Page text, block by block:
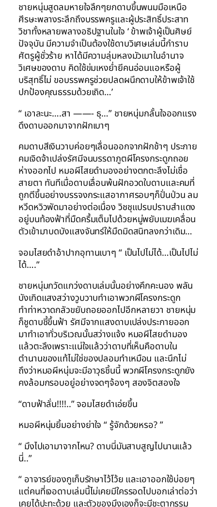
ชายหนุ่มสูดลมหายใจลึกๆยกดาบขึ้นพนมมือเหนือ
ศีรษะพลางระลึกถึงบรรพครูและผู้ประสิทธิ์ประสาท
วิชาทั้งหลายพลางอธิปฐานในใจ ‘ ข้าพเจ้าผู้เป็นศิษย์
ปัจจุบัน มีความจำเป็นต้องใช้ดาบวิเศษเล่มนี้กำราบ
ศัตรูผู้ชั่วร้าย หาได้มีความลุ่มหลงมัวเมาในอำนาจ
วิเศษของดาบ คิดใช้ข่มเหงย่ำยีคนอ่อนแอหรือผู้
บริสุทธิ์ไม่ ขอบรรพครูช่วยปลดผนึกดาบให้ข้าพเจ้าใช้
ปกป้องคุณธรรมด้วยเถิด…’
“ เอาละนะ….สา ——- ธุ…” ชายหนุ่มกลั้นใจออกแรง
ดึงดาบออกมาจากฝักเบาๆ
คมดาบสีเงินวาบค่อยๆเลื่อนออกจากฝักช้าๆ ประกาย
คมเจิดจ้าเปล่งรัศมีจนบรรดาภูตผีโครงกระดูกถอย
ห่างออกไป หมอผีไสยดำมองอย่างตกตะลึงไม่เชื่อ
สายตา ทันทีเมื่อดาบเลื่อนพ้นฝักอวดใบดาบและคมที่
ถูกตีขึ้นอย่างบรรจงกระแสอากาศรอบๆก็ปั่นป่วน ลม
หวีดหวิวพัดมาอย่างต่อเนื่อง วิชชุแปรบปราบสำแดง
อยู่บนท้องฟ้าที่มืดครึ้มเต็มไปด้วยหมู่พยับเมฆเคลื่อน
ตัวเข้ามาบดบังแสงจันทร์ให้มืดมิดสนิทลงกว่าเดิม…
จอมไสยดำอ้าปากอุทานเบาๆ “ เป็นไปไม่ได้…เป็นไปไม่
ได้….”
ชายหนุ่มกวัดแกว่งดาบเล่มนั้นอย่างคึกคะนอง พลัน
บังเกิดแสงสว่างวูบวาบทำเอาพวกผีโครงกระดูก
ทำท่าหวาดกลัวขยับถอยออกไปอีกหลายวา ชายหนุ่ม
ก็ชูดาบชี้ขึ้นฟ้า รัศมีจากแสงดาบเปล่งประกายออก
มาทำเอาทั่วบริเวณนั้นสว่างแจ้ง หมอผีไสยดำมอง
แล้วตะลึงเพราะแน่ใจแล้วว่าดาบที่เห็นคือดาบใน
ตำนานของแท้ไม่ใช่ของปลอมทำเหมือน และนึกไม่
ถึงว่าหมอผีหนุ่มจะมีอาวุธชิ้นนี้ พวกผีโครงกระดูกยัง
คงล้อมกรอบอยู่อย่างจดๆจ้องๆ สองจิตสองใจ
“ดาบฟ้าลั่น!!!!..” จอมไสยดำเอ่ยขึ้น
หมอผีหนุ่มยิ้มอย่างย่าใจ “ รู้จักด้วยหรอ? ”
“ มึงไปเอามาจากไหน? ดาบนี่มันสาบสูญไปนานแล้ว
นี่..”
“ อาจารย์ของกูเก็บรักษาไว้โว้ย และเอาออกใช้บ่อยๆ
แต่คนที่เจอดาบเล่มนี้ไม่เคยมีใครรอดไปบอกเล่าต่อว่า
เคยได้ปะทะด้วย และตัวของมึงเองก็จะมีชะตากรรม